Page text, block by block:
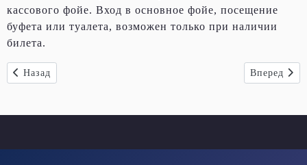
кассового фойе. Вход в основное фойе, посещение
буфета или туалета, возможен только при наличии
билета.
Предыдущий: Независимая проверка качества услуг
Назад Вперед